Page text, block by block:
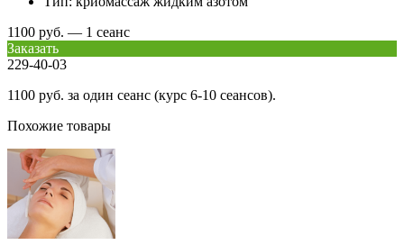
1100 руб. — 1 сеанс
Заказать
229-40-03
1100 руб. за один сеанс (курс 6-10 сеансов).
Похожие товары